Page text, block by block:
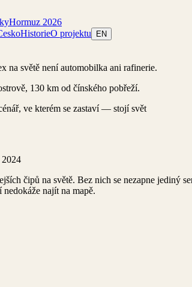
Hormuz 2026
HistorieO projektu
EN
na světě není automobilka ani rafinerie.
130 km od čínského pobřeží.
ve kterém se zastaví — stojí svět
čipů na světě. Bez nich se nezapne jediný
najít na mapě.